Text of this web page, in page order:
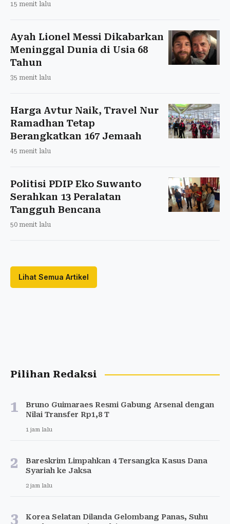
15 menit lalu
Ayah Lionel Messi Dikabarkan
Meninggal Dunia di Usia 68
Tahun
35 menit lalu
Harga Avtur Naik, Travel Nur
Ramadhan Tetap
Berangkatkan 167 Jemaah
45 menit lalu
Politisi PDIP Eko Suwanto
Serahkan 13 Peralatan
Tangguh Bencana
50 menit lalu
Lihat Semua Artikel
Pilihan Redaksi
1
Bruno Guimaraes Resmi Gabung Arsenal dengan
Nilai Transfer Rp1,8 T
1 jam lalu
2
Bareskrim Limpahkan 4 Tersangka Kasus Dana
Syariah ke Jaksa
2 jam lalu
3
Korea Selatan Dilanda Gelombang Panas, Suhu